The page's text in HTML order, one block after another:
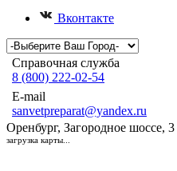
Вконтакте
Справочная служба
8 (800) 222-02-54
E-mail
sanvetpreparat@yandex.ru
Оренбург, Загородное шоссе, 3
загрузка карты...